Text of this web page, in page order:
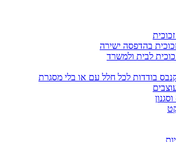
בהדפסה ישירה
לבית ולמשרד
בודדות לכל חלל עם או בלי מסגרת